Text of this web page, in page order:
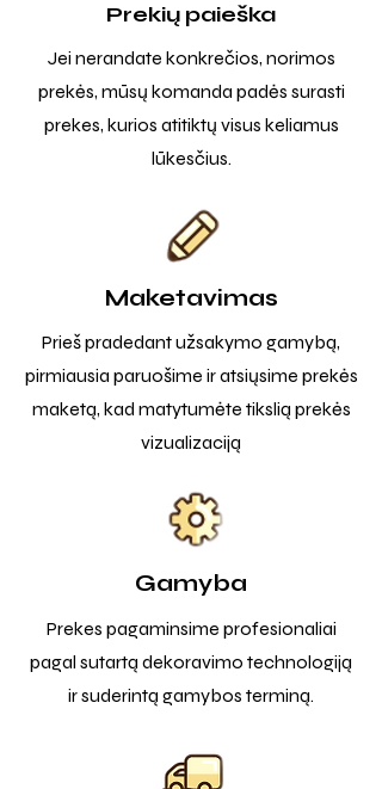
Prekių paieška
Jei nerandate konkrečios, norimos
prekės, mūsų komanda padės surasti
prekes, kurios atitiktų visus keliamus
lūkesčius.
Maketavimas
Prieš pradedant užsakymo gamybą,
pirmiausia paruošime ir atsiųsime prekės
maketą, kad matytumėte tikslią prekės
vizualizaciją
Gamyba
Prekes pagaminsime profesionaliai
pagal sutartą dekoravimo technologiją
ir suderintą gamybos terminą.